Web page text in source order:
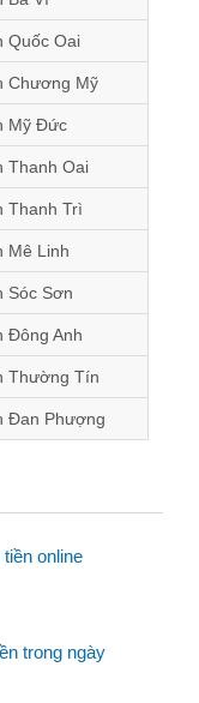
Quốc Oai
Chương Mỹ
Mỹ Đức
Thanh Oai
Thanh Trì
Mê Linh
Sóc Sơn
Đông Anh
Thường Tín
Đan Phượng
online
trong ngày